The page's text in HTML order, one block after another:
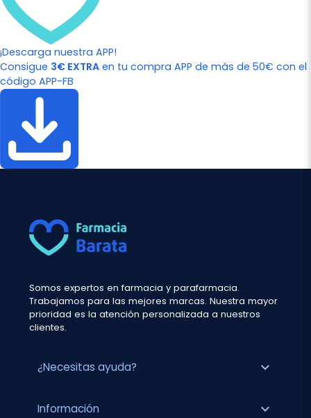
¡Descarga nuestra APP!
Consigue 3€ EXTRA en tu compra APP de más de 50€ con el
código APP-FB
Somos expertos en farmacia y parafarmacia.
Trabajamos para las mejores marcas. Nuestra mayor
prioridad es la atención personalizada a nuestros
clientes.
¿Necesitas ayuda? expand_more
Información expand_more